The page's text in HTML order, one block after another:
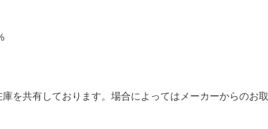
を共有しております。場合によってはメーカーからのお取